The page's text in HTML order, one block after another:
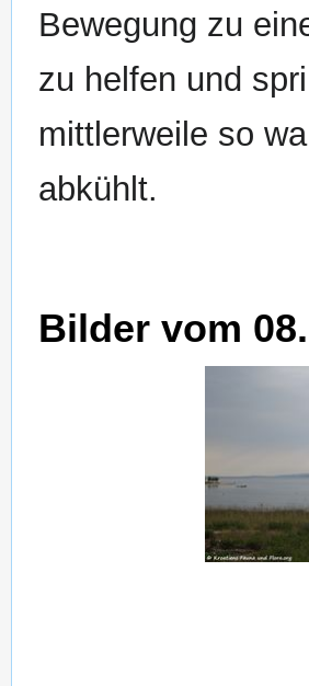
Bewegung zu
zu helfen und
mittlerweile so
abkühlt.
Bilder vom